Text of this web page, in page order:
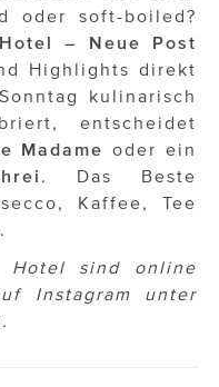
oder soft-boiled?
– Neue Post
Highlights direkt
kulinarisch
entscheidet
Madame oder ein
. Das Beste
Kaffee, Tee
Hotel sind online
Instagram unter